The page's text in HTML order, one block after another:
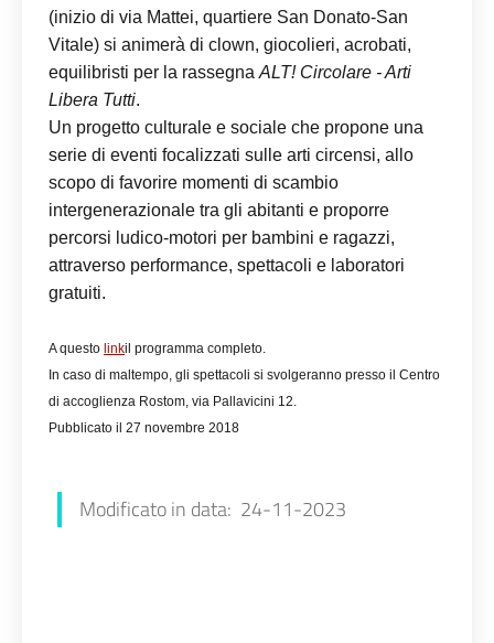
(inizio di via Mattei, quartiere San Donato-San
Vitale) si animerà di clown, giocolieri, acrobati,
equilibristi per la rassegna ALT! Circolare - Arti
Libera Tutti.
Un progetto culturale e sociale che propone una
serie di eventi focalizzati sulle arti circensi, allo
scopo di favorire momenti di scambio
intergenerazionale tra gli abitanti e proporre
percorsi ludico-motori per bambini e ragazzi,
attraverso performance, spettacoli e laboratori
gratuiti.
A questo linkil programma completo.
In caso di maltempo, gli spettacoli si svolgeranno presso il Centro
di accoglienza Rostom, via Pallavicini 12.
Pubblicato il 27 novembre 2018
Modificato in data: 24-11-2023